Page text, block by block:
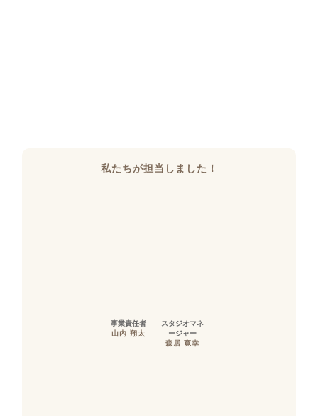
私たちが担当しました！
事業責任者
山内 翔太
スタジオマネ
ージャー
森居 寛幸